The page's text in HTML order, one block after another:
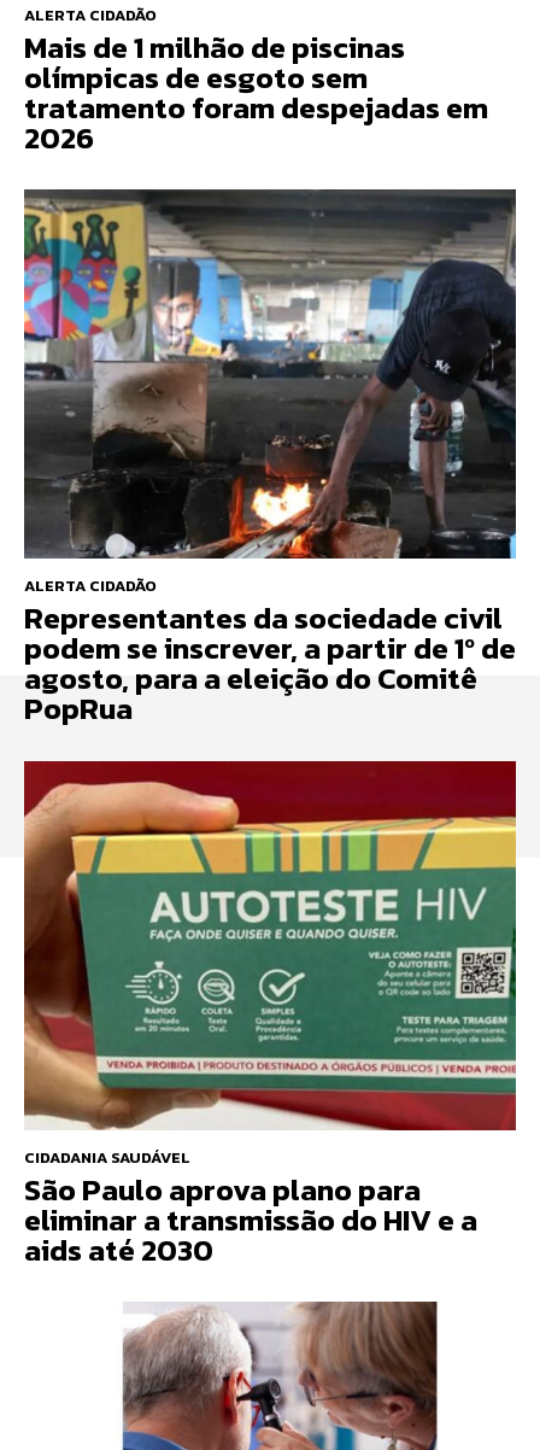
ALERTA CIDADÃO
Mais de 1 milhão de piscinas
olímpicas de esgoto sem
tratamento foram despejadas em
2026
ALERTA CIDADÃO
Representantes da sociedade civil
podem se inscrever, a partir de 1º de
agosto, para a eleição do Comitê
PopRua
CIDADANIA SAUDÁVEL
São Paulo aprova plano para
eliminar a transmissão do HIV e a
aids até 2030